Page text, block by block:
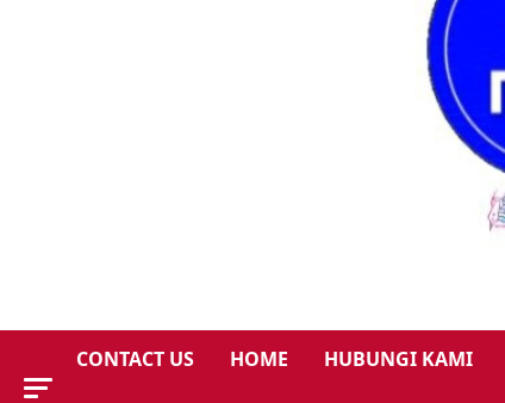
CONTACT US HOME HUBUNGI KAMI